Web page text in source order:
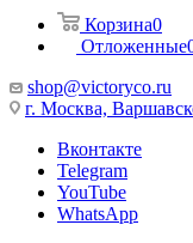
Корзина0
Отложенные
shop@victoryco.ru
г. Москва,
Вконтакте
Telegram
YouTube
WhatsApp